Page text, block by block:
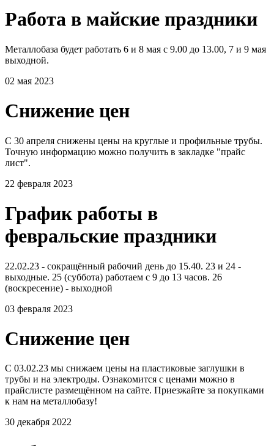
Работа в майские праздники
Металлобаза будет работать 6 и 8 мая с 9.00 до 13.00, 7 и 9 мая
выходной.
02 мая 2023
Снижение цен
С 30 апреля снижены цены на круглые и профильные трубы.
Точную информацию можно получить в закладке "прайс
лист".
22 февраля 2023
График работы в
февральские праздники
22.02.23 - сокращённый рабочий день до 15.40. 23 и 24 -
выходные. 25 (суббота) работаем с 9 до 13 часов. 26
(воскресение) - выходной
03 февраля 2023
Снижение цен
С 03.02.23 мы снижаем цены на пластиковые заглушки в
трубы и на электроды. Ознакомится с ценами можно в
прайслисте размещённом на сайте. Приезжайте за покупками
к нам на металлобазу!
30 декабря 2022